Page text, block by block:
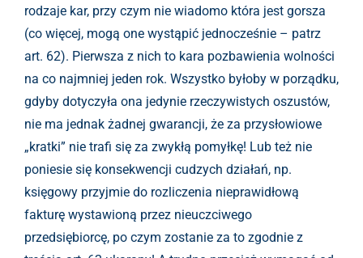
rodzaje kar, przy czym nie wiadomo która jest gorsza
(co więcej, mogą one wystąpić jednocześnie – patrz
art. 62). Pierwsza z nich to kara pozbawienia wolności
na co najmniej jeden rok. Wszystko byłoby w porządku,
gdyby dotyczyła ona jedynie rzeczywistych oszustów,
nie ma jednak żadnej gwarancji, że za przysłowiowe
„kratki” nie trafi się za zwykłą pomyłkę! Lub też nie
poniesie się konsekwencji cudzych działań, np.
księgowy przyjmie do rozliczenia nieprawidłową
fakturę wystawioną przez nieuczciwego
przedsiębiorcę, po czym zostanie za to zgodnie z